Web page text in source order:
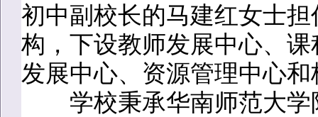
初中副校长的马建红女士
构，下设教师发展中心、
发展中心、资源管理中心
学校秉承华南师范大学